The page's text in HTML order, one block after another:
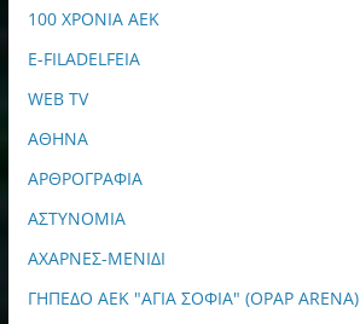
100 ΧΡΟΝΙΑ ΑΕΚ
E-FILADELFEIA
WEB TV
ΑΘΗΝΑ
ΑΡΘΡΟΓΡΑΦΙΑ
ΑΣΤΥΝΟΜΙΑ
ΑΧΑΡΝΕΣ-ΜΕΝΙΔΙ
ΓΗΠΕΔΟ ΑΕΚ "ΑΓΙΑ ΣΟΦΙΑ" (OPAP ARENA)